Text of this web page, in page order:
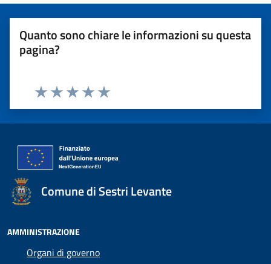
Quanto sono chiare le informazioni su questa
pagina?
Valuta 5 stelle su 5
Valuta 4 stelle su 5
Valuta 3 stelle su 5
Valuta 2 stelle su 5
Valuta 1 stelle su 5
Comune di Sestri Levante
AMMINISTRAZIONE
Organi di governo